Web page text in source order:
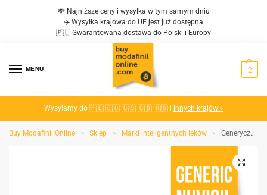
💸 Najniższe ceny i wysyłka w tym samym dniu
✈️ Wysyłka krajowa do UE jest już dostępna
🇵🇱 Gwarantowana dostawa do Polski i Europy
MENU 2
Wysyłamy do 🇵🇱 🇪🇺 🇺🇸 🇬🇧 🇦🇺 i innych krajów >
Buy Modafinil Online > Sklep > Marki inteligentnych leków > Generyczny Nuvigil 150mg